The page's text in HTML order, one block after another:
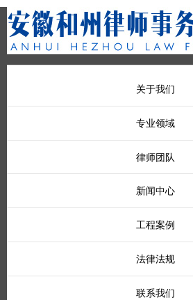
关于我们
专业领域
律师团队
新闻中心
工程案例
法律法规
联系我们